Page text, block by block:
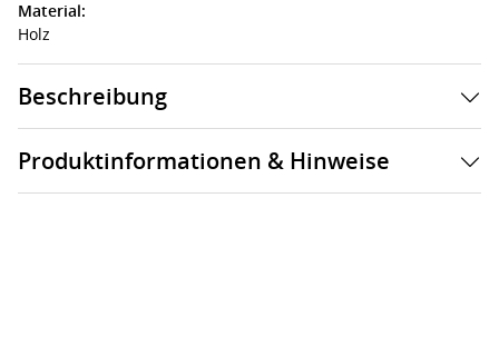
Material:
Holz
Beschreibung
Produktinformationen & Hinweise